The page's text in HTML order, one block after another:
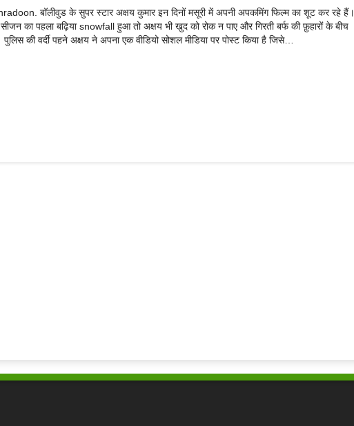
बॉलीवुड के सुपर स्टार अक्षय कुमार इन दिनों मसूरी में अपनी अपकमिंग फिल्म का शूट कर रहे हैं।
का पहला बढ़िया snowfall हुआ तो अक्षय भी खुद को रोक न पाए और गिरती बर्फ की फ़ुहारों के बीच
की वर्दी पहने अक्षय ने अपना एक वीडियो सोशल मीडिया पर पोस्ट किया है जिसे…